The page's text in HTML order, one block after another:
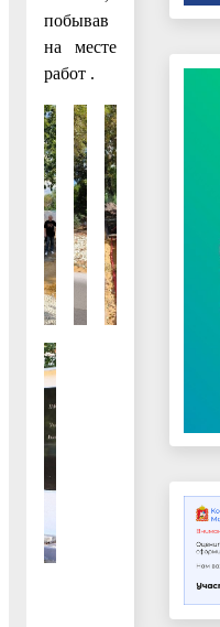
побывав
на месте
работ .